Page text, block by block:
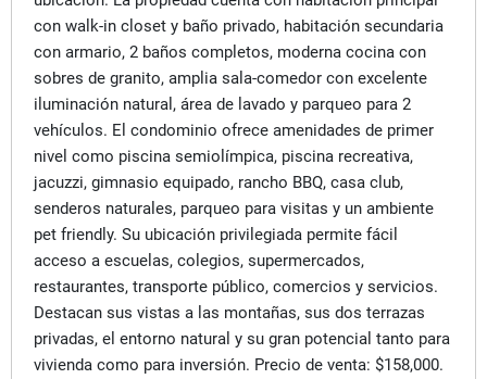
con walk-in closet y baño privado, habitación secundaria
con armario, 2 baños completos, moderna cocina con
sobres de granito, amplia sala-comedor con excelente
iluminación natural, área de lavado y parqueo para 2
vehículos. El condominio ofrece amenidades de primer
nivel como piscina semiolímpica, piscina recreativa,
jacuzzi, gimnasio equipado, rancho BBQ, casa club,
senderos naturales, parqueo para visitas y un ambiente
pet friendly. Su ubicación privilegiada permite fácil
acceso a escuelas, colegios, supermercados,
restaurantes, transporte público, comercios y servicios.
Destacan sus vistas a las montañas, sus dos terrazas
privadas, el entorno natural y su gran potencial tanto para
vivienda como para inversión. Precio de venta: $158,000.